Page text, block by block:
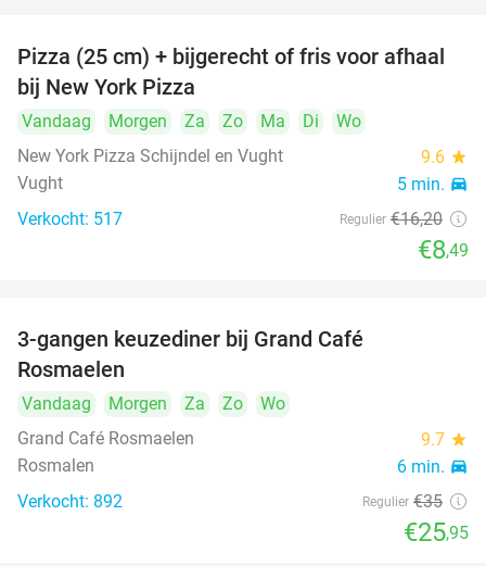
48%
Pizza (25 cm) + bijgerecht of fris voor afhaal
bij New York Pizza
Vandaag Morgen Za Zo Ma Di
Wo
New York Pizza Schijndel en Vught
9.6 star
Vught 5 min. directions_car
Verkocht: 517 Regulier €16,20
€8,49
3-gangen keuzediner bij Grand Café
Rosmaelen
Vandaag Morgen Za Zo
Wo
Grand Café Rosmaelen
9.7 star
Rosmalen 6 min. directions_car
Verkocht: 892 Regulier €35
€25,95